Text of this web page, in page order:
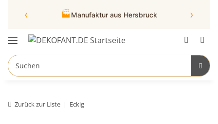
‹ 🏭 Manufaktur aus Hersbruck ›
Zurück zur Liste Eckig